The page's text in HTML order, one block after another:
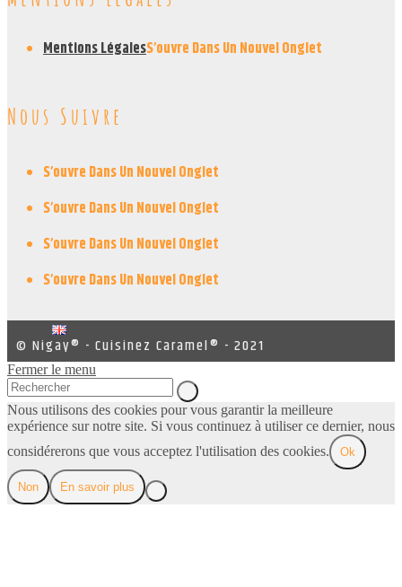
Mentions LégalesS’ouvre Dans Un Nouvel Onglet
Nous Suivre
S’ouvre Dans Un Nouvel Onglet
S’ouvre Dans Un Nouvel Onglet
S’ouvre Dans Un Nouvel Onglet
S’ouvre Dans Un Nouvel Onglet
© Nigay® - Cuisinez Caramel® - 2021
Fermer le menu
Nous utilisons des cookies pour vous garantir la meilleure
expérience sur notre site. Si vous continuez à utiliser ce dernier, nous
considérerons que vous acceptez l'utilisation des cookies.
Ok
Non En savoir plus